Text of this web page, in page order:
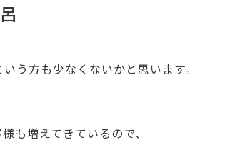
う方も少なくないかと思います。
も増えてきているので、